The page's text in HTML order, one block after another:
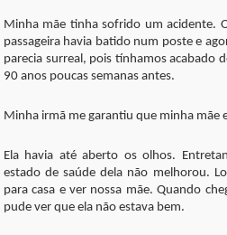
Minha mãe tinha sofrido um acidente.
passageira havia batido num poste e
parecia surreal, pois tínhamos acabado
90 anos poucas semanas antes.
Minha irmã me garantiu que minha mãe
Ela havia até aberto os olhos.
estado de saúde dela não melhorou.
para casa e ver nossa mãe. Quando
pude ver que ela não estava bem.